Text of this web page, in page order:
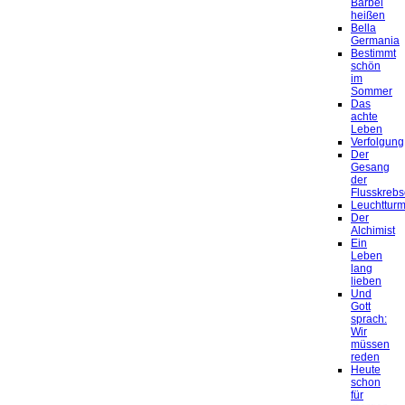
Bärbel
heißen
Bella
Germania
Bestimmt
schön
im
Sommer
Das
achte
Leben
Verfolgung
Der
Gesang
der
Der
Alchimist
Ein
Leben
lang
lieben
Und
Gott
sprach:
Wir
müssen
reden
Heute
schon
für